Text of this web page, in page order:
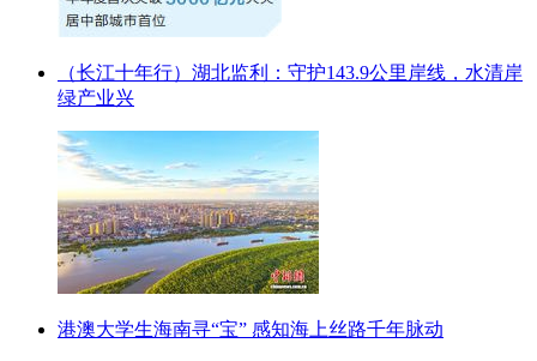
（长江十年行）湖北监利：守护143.9公里岸线，水清岸
绿产业兴
港澳大学生海南寻“宝” 感知海上丝路千年脉动